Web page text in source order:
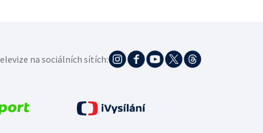
na sociálních sítích: